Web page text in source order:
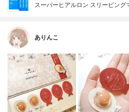
スーパーヒアルロン スリーピング
ありんこ